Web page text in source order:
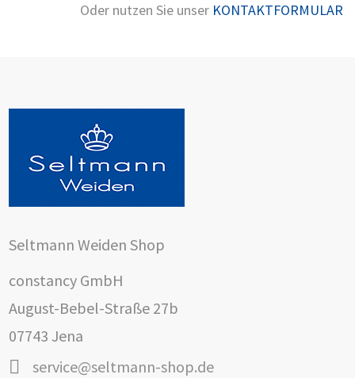
Oder nutzen Sie unser KONTAKTFORMULAR
Seltmann Weiden Shop
constancy GmbH
August-Bebel-Straße 27b
07743 Jena
service@seltmann-shop.de